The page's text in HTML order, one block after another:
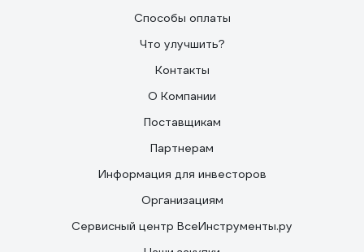
Способы оплаты
Что улучшить?
Контакты
О Компании
Поставщикам
Партнерам
Информация для инвесторов
Организациям
Сервисный центр ВсеИнструменты.ру